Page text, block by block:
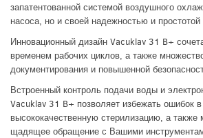
запатентованной системой воздушного
насоса, но и своей надежностью и простотой
Инновационный дизайн Vacuklav 31 B+
временем рабочих циклов, а также
документирования и повышенной
Встроенный контроль подачи воды и
Vacuklav 31 B+ позволяет избежать ошибок
высококачественную стерилизацию, а также
щадящее обращение с Вашими